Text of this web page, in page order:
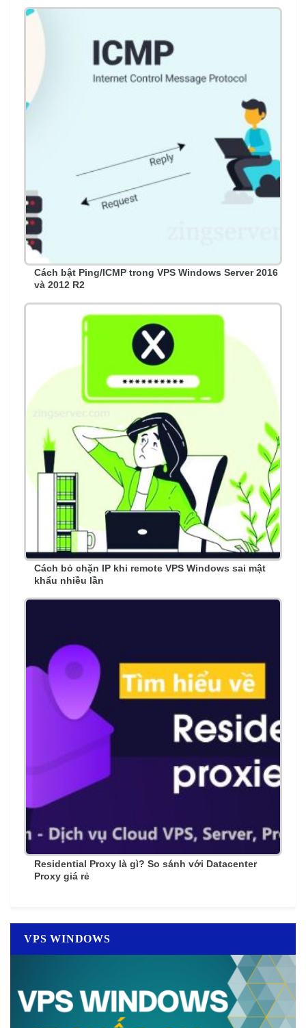
Cách bật Ping/ICMP trong VPS Windows Server 2016
và 2012 R2
Cách bỏ chặn IP khi remote VPS Windows sai mật
khẩu nhiều lần
Residential Proxy là gì? So sánh với Datacenter
Proxy giá rẻ
VPS WINDOWS